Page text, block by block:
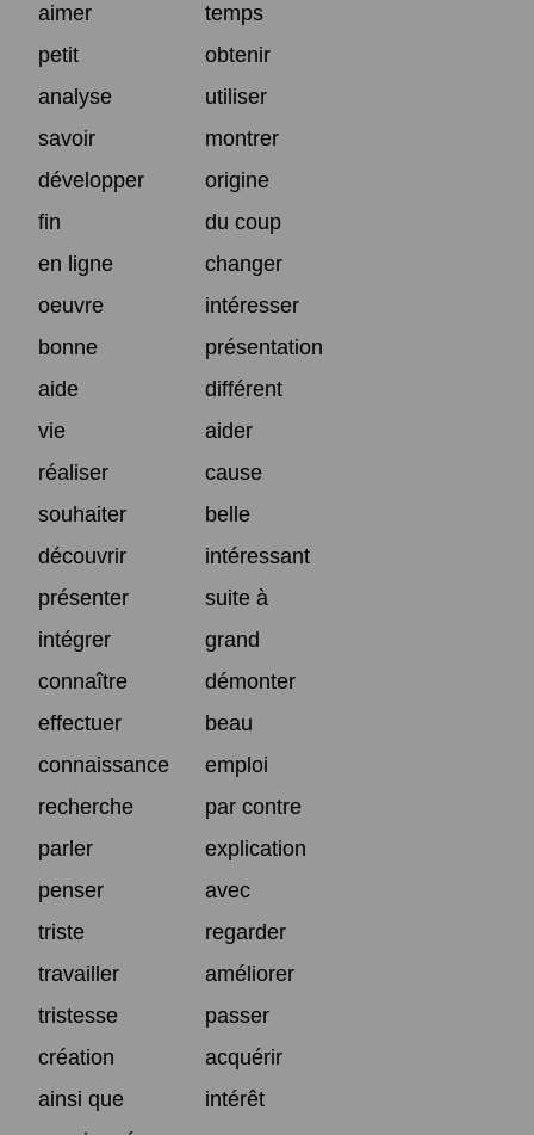
aimer
temps
petit
obtenir
analyse
utiliser
savoir
montrer
développer
origine
fin
du coup
en ligne
changer
oeuvre
intéresser
bonne
présentation
aide
différent
vie
aider
réaliser
cause
souhaiter
belle
découvrir
intéressant
présenter
suite à
intégrer
grand
connaître
démonter
effectuer
beau
connaissance
emploi
recherche
par contre
parler
explication
penser
avec
triste
regarder
travailler
améliorer
tristesse
passer
création
acquérir
ainsi que
intérêt